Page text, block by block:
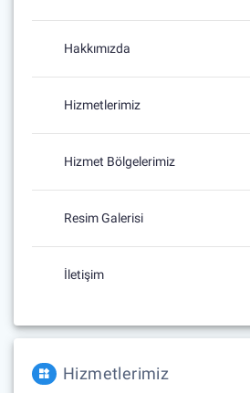
Hakkımızda
Hizmetlerimiz
Hizmet Bölgelerimiz
Resim Galerisi
İletişim
Hizmetlerimiz